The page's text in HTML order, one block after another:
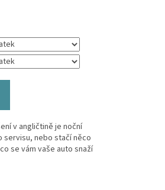
v angličtině je noční
servisu, nebo stačí něco
se vám vaše auto snaží